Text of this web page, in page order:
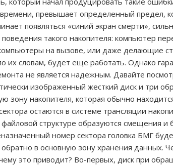
превышает определенный предел,
появляться «синий экран смерти»,
такого накопителя: компьютер
на вызове, или даже делающие
их словам, будет еще работать. Однако
не является надежным. Давайте
изображенный жесткий диск и три
зону накопителя, которая обычно
остаются в системе трансляции
структуре образуются смещения
номер сектора головка БМГ
в основную зону хранения данных.
это приводит? Во-первых, диск при